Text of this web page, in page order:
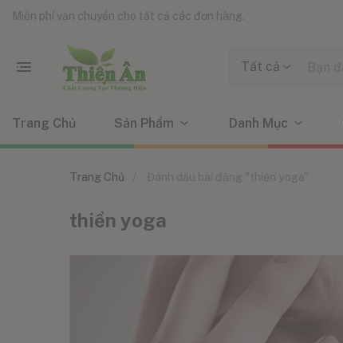
Miễn phí vận chuyển cho tất cả các đơn hàng.
Tất cả
Trang Chủ Sản Phẩm Danh Mục
Trang Chủ
thiền yoga